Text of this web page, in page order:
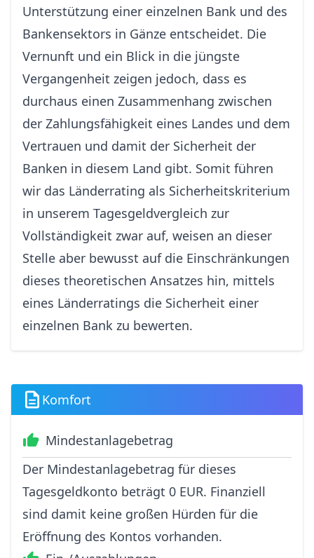
Unterstützung einer einzelnen Bank und des
Bankensektors in Gänze entscheidet. Die
Vernunft und ein Blick in die jüngste
Vergangenheit zeigen jedoch, dass es
durchaus einen Zusammenhang zwischen
der Zahlungsfähigkeit eines Landes und dem
Vertrauen und damit der Sicherheit der
Banken in diesem Land gibt. Somit führen
wir das Länderrating als Sicherheitskriterium
in unserem Tagesgeldvergleich zur
Vollständigkeit zwar auf, weisen an dieser
Stelle aber bewusst auf die Einschränkungen
dieses theoretischen Ansatzes hin, mittels
eines Länderratings die Sicherheit einer
einzelnen Bank zu bewerten.
Komfort
Mindestanlagebetrag
Der Mindestanlagebetrag für dieses
Tagesgeldkonto beträgt 0 EUR. Finanziell
sind damit keine großen Hürden für die
Eröffnung des Kontos vorhanden.